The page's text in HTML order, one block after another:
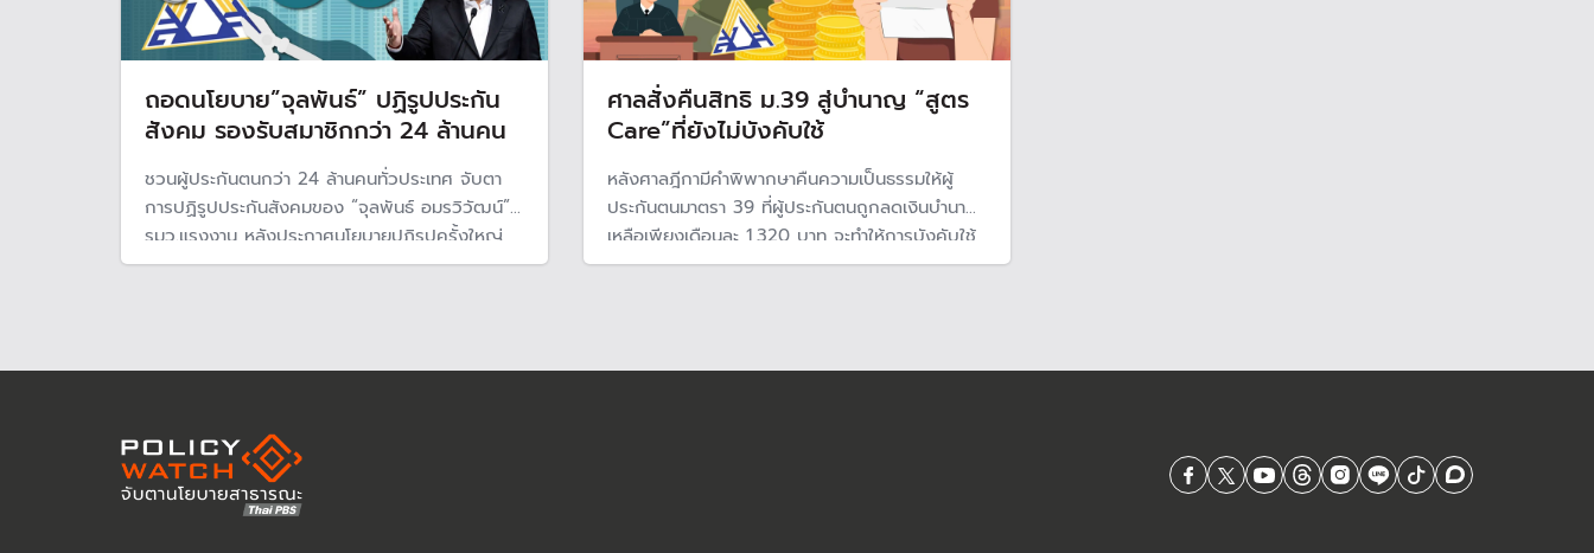
ถอดนโยบาย”จุลพันธ์” ปฏิรูปประกัน
สังคม รองรับสมาชิกกว่า 24 ล้านคน
ชวนผู้ประกันตนกว่า 24 ล้านคนทั่วประเทศ จับตา
การปฏิรูปประกันสังคมของ “จุลพันธ์ อมรวิวัฒน์”
รมว.แรงงาน หลังประกาศนโยบายปฏิรูปครั้งใหญ่
ตั้งแต่แก้กฎหมาย เพิ่มสิทธิประโยชน์ผู้ประกันตน และ
ศาลสั่งคืนสิทธิ ม.39 สู่บำนาญ “สูตร
Care”ที่ยังไม่บังคับใช้
หลังศาลฎีกามีคำพิพากษาคืนความเป็นธรรมให้ผู้
ประกันตนมาตรา 39 ที่ผู้ประกันตนถูกลดเงินบำนาญ
เหลือเพียงเดือนละ 1,320 บาท จะทำให้การบังคับใช้
บำนาญชราภาพ"สูตร Care"ที่ช่วยให้การจ่ายบำนาญ